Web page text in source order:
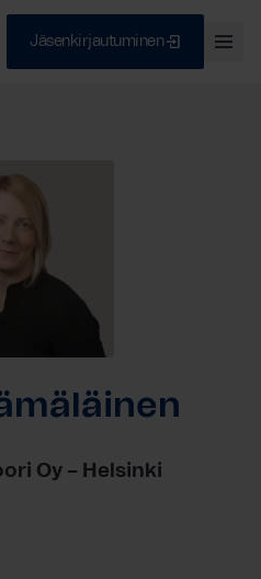
Jäsenkirjautuminen
Oy – Helsinki